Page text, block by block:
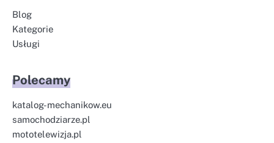
Blog
Kategorie
Usługi
Polecamy
katalog-mechanikow.eu
samochodziarze.pl
mototelewizja.pl